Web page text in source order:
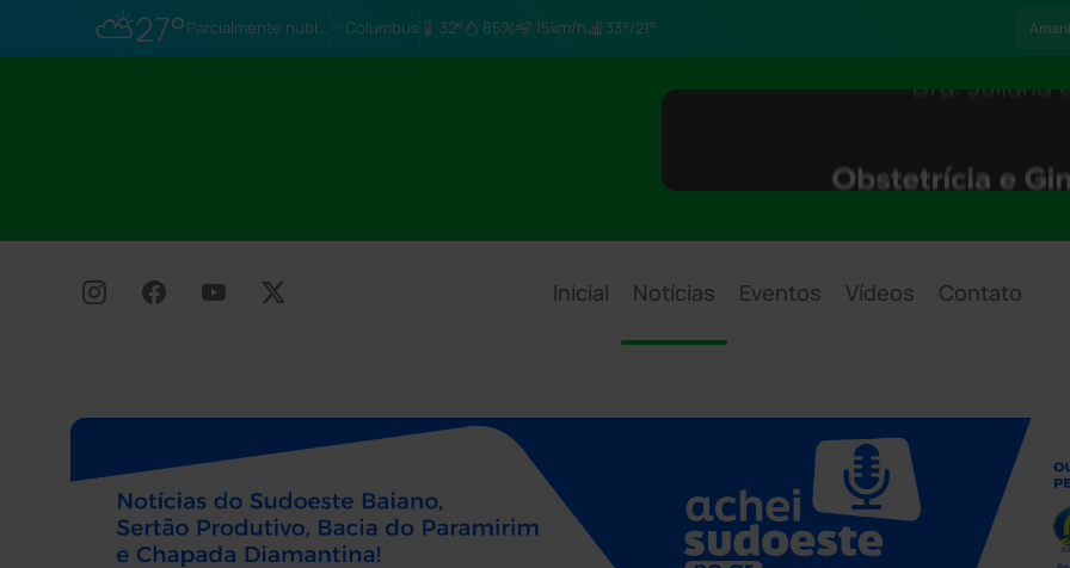
⛅27° Parcialmente nublado Columbus 32° 85% 15km/h 33°/21°
Inicial Notícias Eventos Vídeos Contato